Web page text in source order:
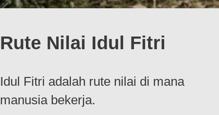
Rute Nilai Idul Fitri
Idul Fitri adalah rute nilai di mana
manusia bekerja.